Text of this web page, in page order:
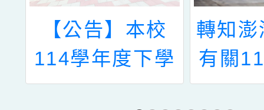
【公告】本校
114學年度下學
期行動書車到校
轉知
有關
國民